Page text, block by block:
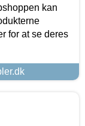
kan
for at se deres